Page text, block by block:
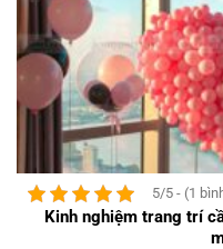
5/5 - (1
Kinh nghiệm trang trí